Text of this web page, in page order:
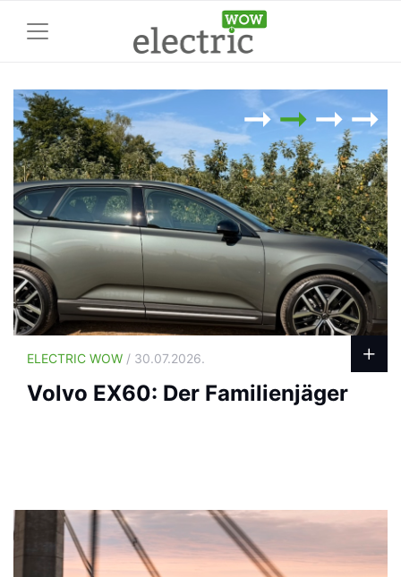
ELECTRIC WOW / 30.07.2026.
Volvo EX60: Der Familienjäger